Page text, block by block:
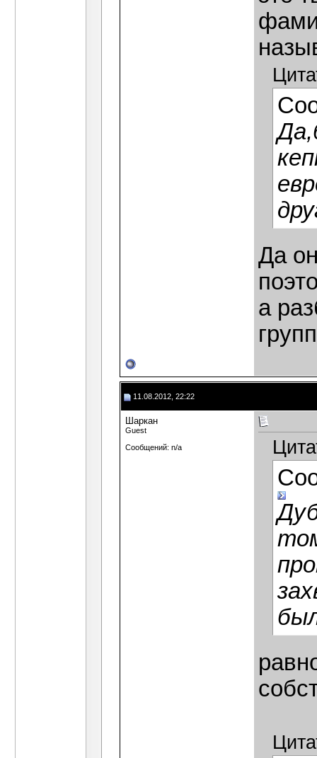
Да
а
11.08.2012, 22:22
Шаркан
Guest
Сообщений: n/a